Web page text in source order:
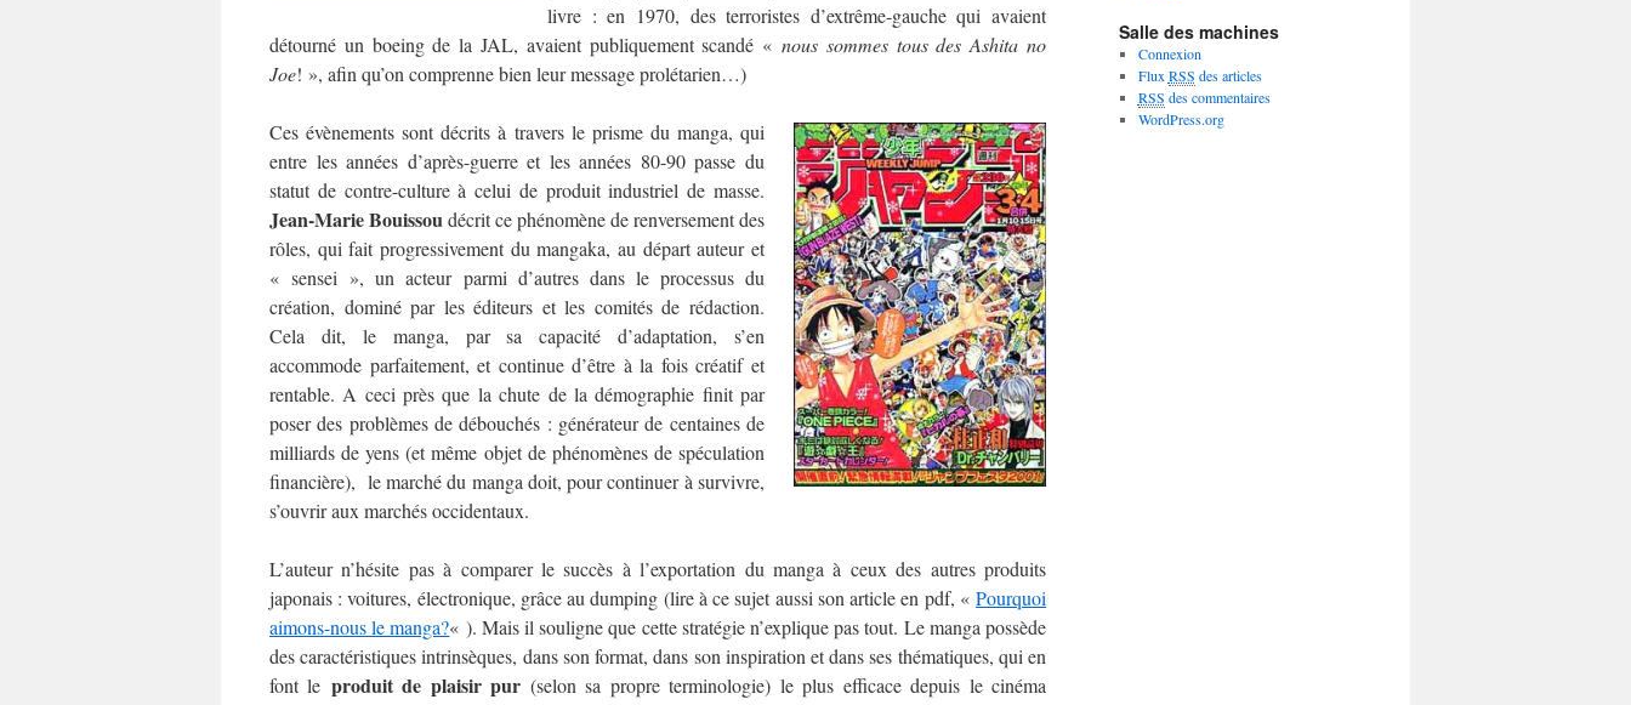
livre : en 1970, des terroristes d’extrême-gauche qui avaient
détourné un boeing de la JAL, avaient publiquement scandé « nous sommes tous des Ashita no
Joe! », afin qu’on comprenne bien leur message prolétarien…)
Ces évènements sont décrits à travers le prisme du manga, qui
entre les années d’après-guerre et les années 80-90 passe du
statut de contre-culture à celui de produit industriel de masse.
Jean-Marie Bouissoudécrit ce phénomène de renversement des
rôles, qui fait progressivement du mangaka, au départ auteur et
« sensei », un acteur parmi d’autres dans le processus du
création, dominé par les éditeurs et les comités de rédaction.
Cela dit, le manga, par sa capacité d’adaptation, s’en
accommode parfaitement, et continue d’être à la fois créatif et
rentable. A ceci près que la chute de la démographie finit par
poser des problèmes de débouchés : générateur de centaines de
milliards de yens (et même objet de phénomènes de spéculation
financière), le marché du manga doit, pour continuer à survivre,
s’ouvrir aux marchés occidentaux.
L’auteur n’hésite pas à comparer le succès à l’exportation du manga à ceux des autres produits
japonais : voitures, électronique, grâce au dumping (lire à ce sujet aussi son article en pdf, « Pourquoi
aimons-nous le manga?« ). Mais il souligne que cette stratégie n’explique pas tout. Le manga possède
des caractéristiques intrinsèques, dans son format, dans son inspiration et dans ses thématiques, qui en
font le produit de plaisir pur (selon sa propre terminologie) le plus efficace depuis le cinéma
Salle des machines
Connexion
Flux RSS des articles
RSS des commentaires
WordPress.org